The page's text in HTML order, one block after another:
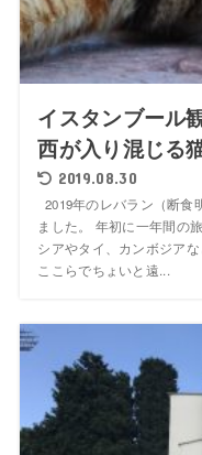
イスタンブール
西が入り混じる
2019.08.30
2019年のレバラン（断食
ました。 年初に一年間の
シアやタイ、カンボジア
ここらでちょいと遠...